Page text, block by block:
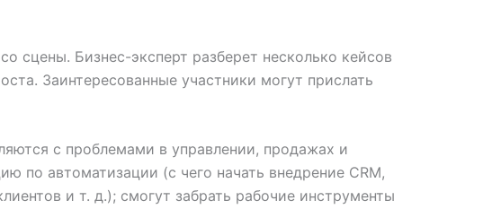
сцены. Бизнес-эксперт разберет несколько кейсов
Заинтересованные участники могут прислать
с проблемами в управлении, продажах и
по автоматизации (с чего начать внедрение CRM,
и т. д.); смогут забрать рабочие инструменты